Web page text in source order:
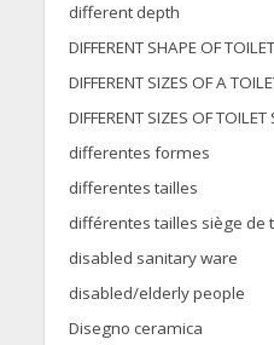
different depth
DIFFERENT SHAPE OF
DIFFERENT SIZES OF A
DIFFERENT SIZES OF TOILET
differentes formes
differentes tailles
différentes tailles siège de
disabled sanitary ware
disabled/elderly people
Disegno ceramica